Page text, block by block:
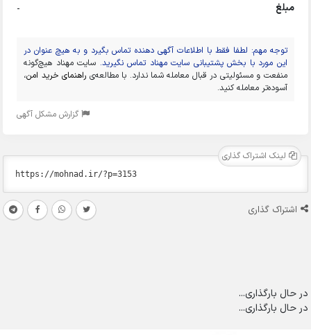
مبلغ -
توجه مهم: لطفا فقط با اطلاعات آگهی دهنده تماس بگیرد و به هیچ عنوان در
این مورد با بخش پشتیبانی سایت مهناد تماس نگیرید. سایت مهناد هیچ‌گونه
منفعت و مسئولیتی در قبال معامله شما ندارد. با مطالعه‌ی راهنمای خرید امن،
آسوده‌تر معامله کنید.
گزارش مشکل آگهی
لینک اشتراک گذاری
اشتراک گذاری
در حال بارگذاری...
در حال بارگذاری...